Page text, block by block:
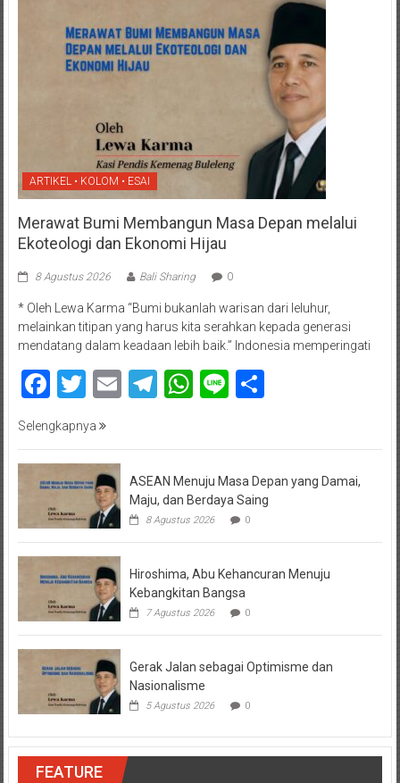
ARTIKEL • KOLOM • ESAI
Merawat Bumi Membangun Masa Depan melalui
Ekoteologi dan Ekonomi Hijau
8 Agustus 2026 Bali Sharing 0
* Oleh Lewa Karma “Bumi bukanlah warisan dari leluhur,
melainkan titipan yang harus kita serahkan kepada generasi
mendatang dalam keadaan lebih baik.” Indonesia memperingati
Facebook
Twitter
EmailTelegram
WhatsApp
LineShare
Selengkapnya
ASEAN Menuju Masa Depan yang Damai,
Maju, dan Berdaya Saing
8 Agustus 2026 0
Hiroshima, Abu Kehancuran Menuju
Kebangkitan Bangsa
7 Agustus 2026 0
Gerak Jalan sebagai Optimisme dan
Nasionalisme
5 Agustus 2026 0
FEATURE